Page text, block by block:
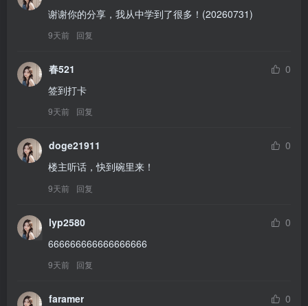
谢谢你的分享，我从中学到了很多！(20260731)
9天前 回复
春521
0
签到打卡
9天前 回复
doge21911
0
楼主听话，快到碗里来！
9天前 回复
lyp2580
0
666666666666666666
9天前 回复
faramer
0